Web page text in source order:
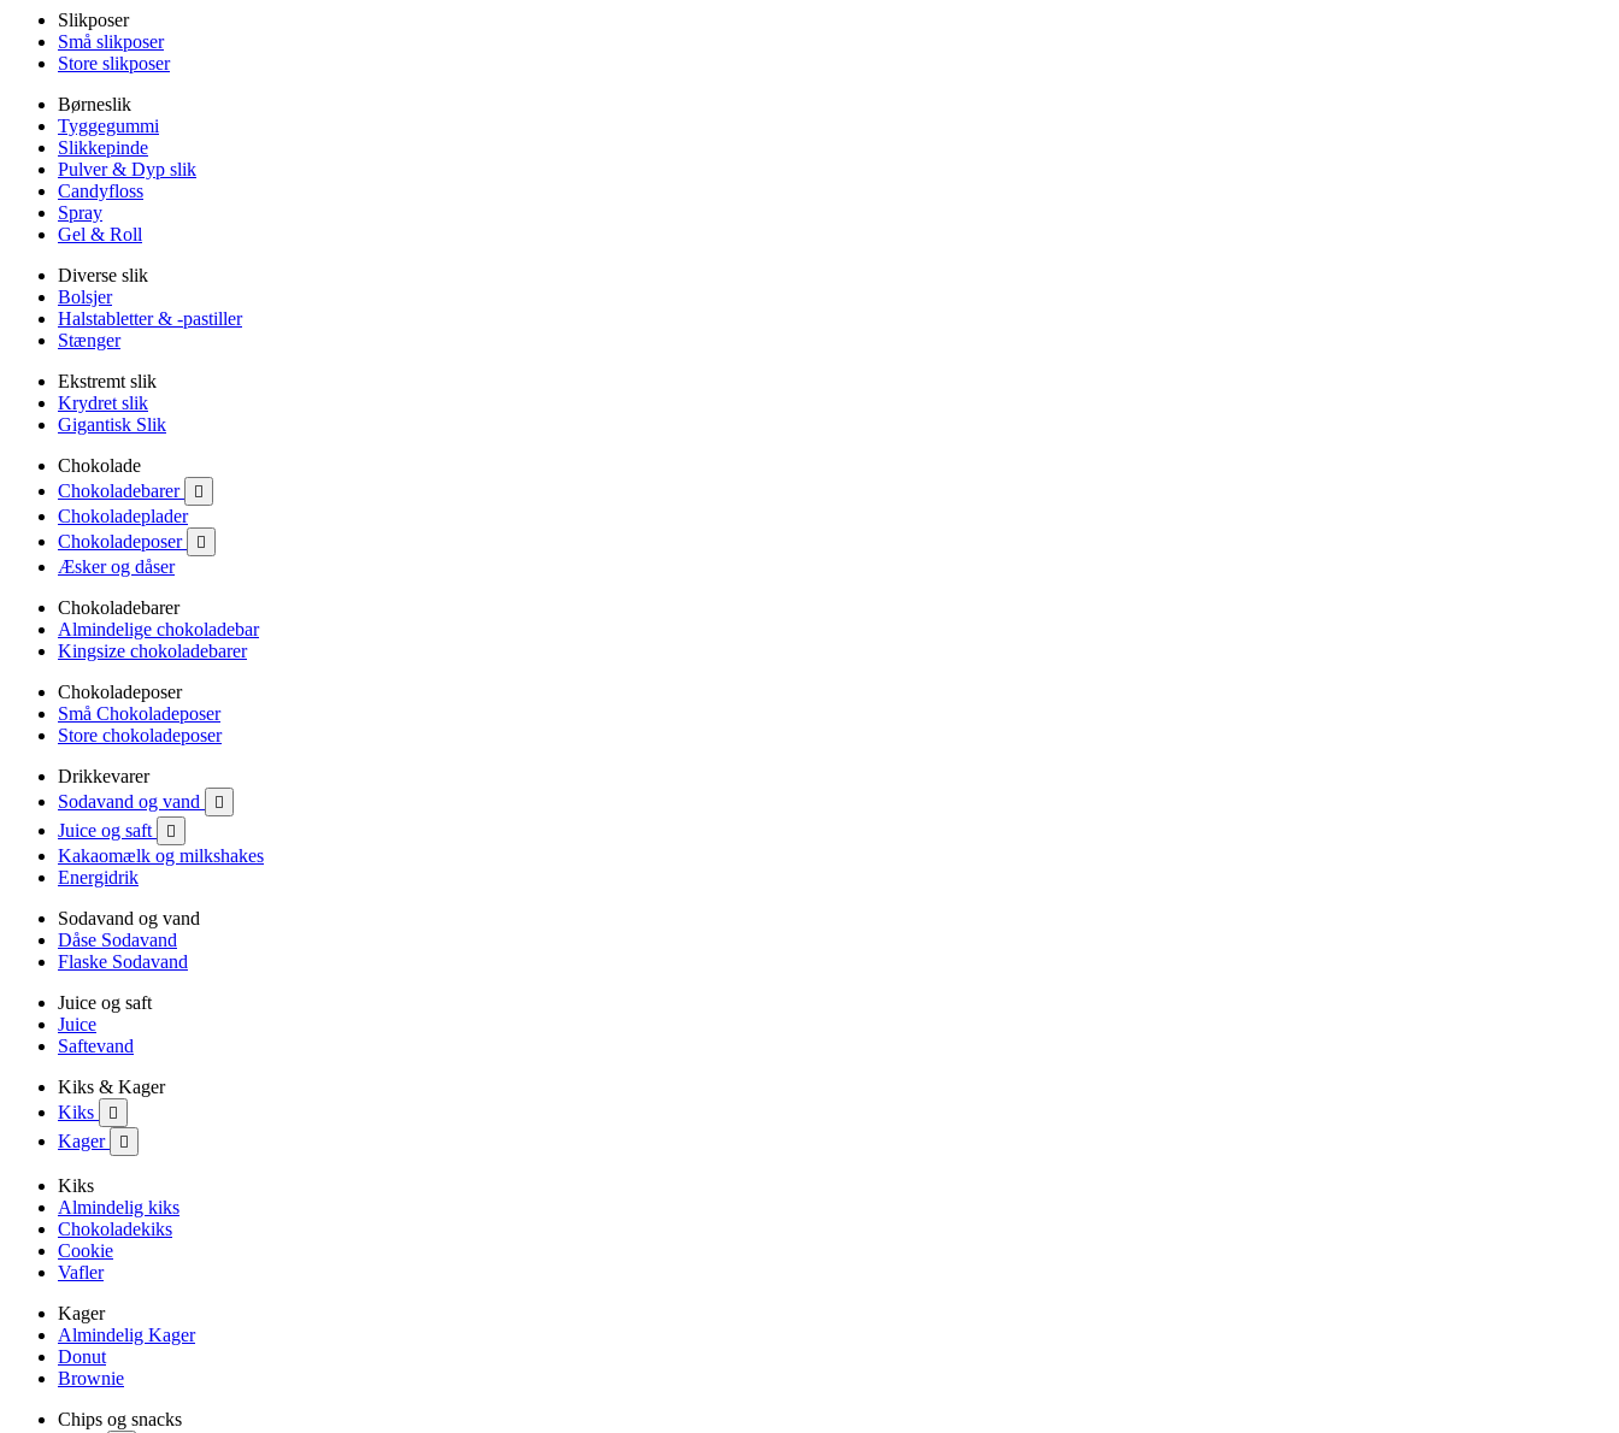
Slikposer
Små slikposer
Store slikposer
Børneslik
Tyggegummi
Slikkepinde
Pulver & Dyp slik
Candyfloss
Spray
Gel & Roll
Diverse slik
Bolsjer
Halstabletter & -pastiller
Stænger
Ekstremt slik
Krydret slik
Gigantisk Slik
Chokolade
Chokoladebarer

Chokoladeplader
Chokoladeposer

Æsker og dåser
Chokoladebarer
Almindelige chokoladebar
Kingsize chokoladebarer
Chokoladeposer
Små Chokoladeposer
Store chokoladeposer
Drikkevarer
Sodavand og vand

Juice og saft 
Kakaomælk og milkshakes
Energidrik
Sodavand og vand
Dåse Sodavand
Flaske Sodavand
Juice og saft
Juice
Saftevand
Kiks & Kager
Kiks

Kager 
Kiks
Almindelig kiks
Chokoladekiks
Cookie
Vafler
Kager
Almindelig Kager
Donut
Brownie
Chips og snacks